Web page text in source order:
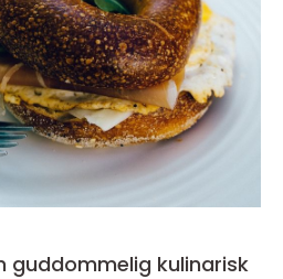
guddommelig kulinarisk